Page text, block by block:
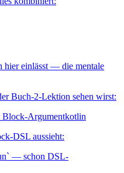
hier einlässt — die mentale
Buch-2-Lektion sehen wirst:
Block-Argumentkotlin
DSL aussieht:
— schon DSL-